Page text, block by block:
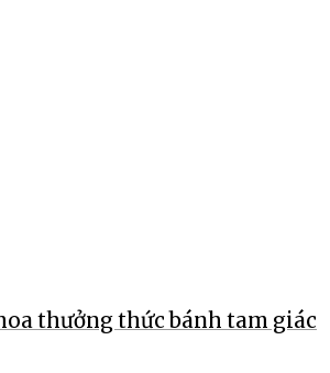
thưởng thức bánh tam giác